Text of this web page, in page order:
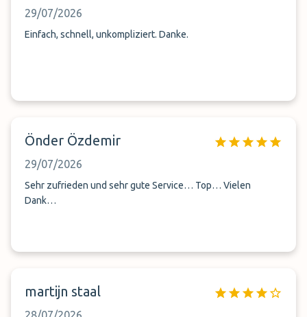
29/07/2026
Einfach, schnell, unkompliziert. Danke.
Önder Özdemir
29/07/2026
Sehr zufrieden und sehr gute Service… Top… Vielen
Dank…
martijn staal